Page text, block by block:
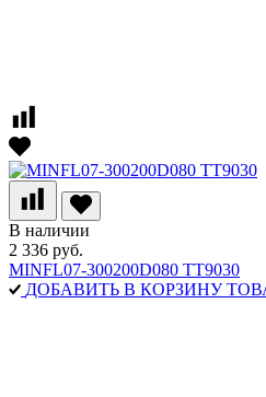
В наличии
2 336 руб.
MINFL07-300200D080 TT9030
ДОБАВИТЬ В КОРЗИНУ